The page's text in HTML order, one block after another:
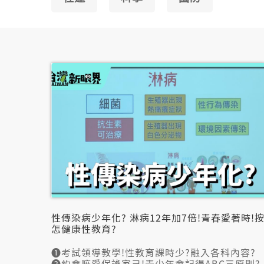
性傳染病少年化? 淋病12年加7倍!青春愛著時!按
怎健康性教育?
➊考試領導教學!性教育課時少?融入各科內容?